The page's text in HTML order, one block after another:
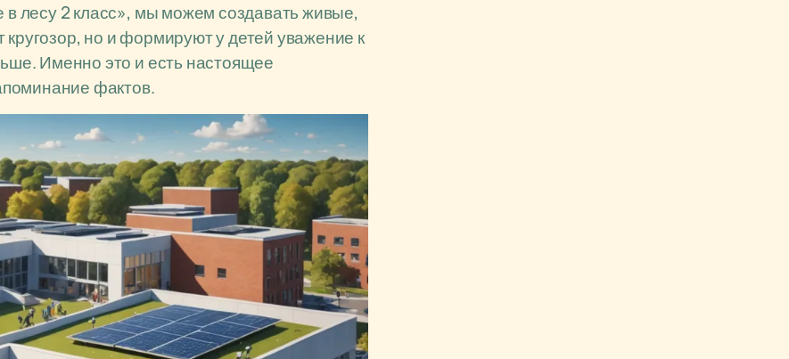
лесу 2 класс», мы можем создавать живые,
но и формируют у детей уважение к
Именно это и есть настоящее
фактов.